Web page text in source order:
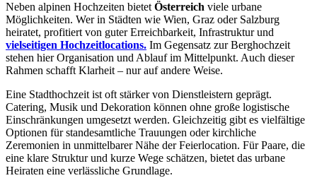
Neben alpinen Hochzeiten bietet Österreich viele urbane
Möglichkeiten. Wer in Städten wie Wien, Graz oder Salzburg
heiratet, profitiert von guter Erreichbarkeit, Infrastruktur und
vielseitigen Hochzeitlocations. Im Gegensatz zur Berghochzeit
stehen hier Organisation und Ablauf im Mittelpunkt. Auch dieser
Rahmen schafft Klarheit – nur auf andere Weise.
Eine Stadthochzeit ist oft stärker von Dienstleistern geprägt.
Catering, Musik und Dekoration können ohne große logistische
Einschränkungen umgesetzt werden. Gleichzeitig gibt es vielfältige
Optionen für standesamtliche Trauungen oder kirchliche
Zeremonien in unmittelbarer Nähe der Feierlocation. Für Paare, die
eine klare Struktur und kurze Wege schätzen, bietet das urbane
Heiraten eine verlässliche Grundlage.